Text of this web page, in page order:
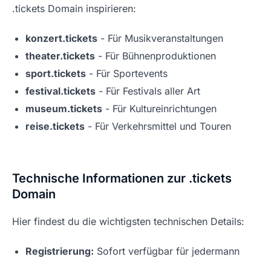
.tickets Domain inspirieren:
konzert.tickets - Für Musikveranstaltungen
theater.tickets - Für Bühnenproduktionen
sport.tickets - Für Sportevents
festival.tickets - Für Festivals aller Art
museum.tickets - Für Kultureinrichtungen
reise.tickets - Für Verkehrsmittel und Touren
Technische Informationen zur .tickets
Domain
Hier findest du die wichtigsten technischen Details:
Registrierung: Sofort verfügbar für jedermann